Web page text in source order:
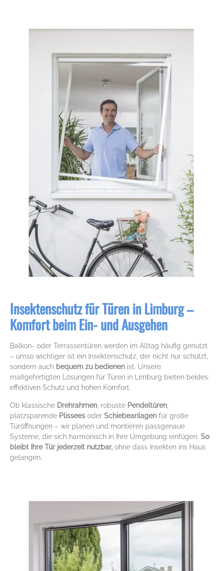
Insektenschutz für Türen in Limburg –
Komfort beim Ein- und Ausgehen
Balkon- oder Terrassentüren werden im Alltag häufig genutzt
– umso wichtiger ist ein Insektenschutz, der nicht nur schützt,
sondern auch bequem zu bedienen ist. Unsere
maßgefertigten Lösungen für Türen in Limburg bieten beides:
effektiven Schutz und hohen Komfort.
Ob klassische Drehrahmen , robuste Pendeltüren
platzsparende Plissees oder Schiebeanlagen für große
Türöffnungen – wir planen und montieren passgenaue
Systeme, die sich harmonisch in Ihre Umgebung einfügen. So
bleibt Ihre Tür jederzeit nutzbar, ohne dass Insekten ins Haus
gelangen.